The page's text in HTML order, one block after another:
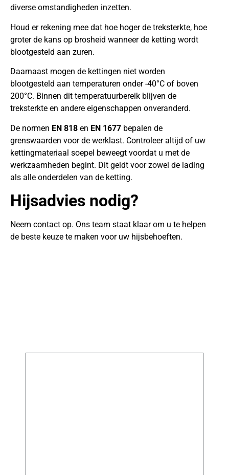
diverse omstandigheden inzetten.
Houd er rekening mee dat hoe hoger de treksterkte, hoe
groter de kans op brosheid wanneer de ketting wordt
blootgesteld aan zuren.
Daarnaast mogen de kettingen niet worden
blootgesteld aan temperaturen onder -40°C of boven
200°C. Binnen dit temperatuurbereik blijven de
treksterkte en andere eigenschappen onveranderd.
De normen EN 818 en EN 1677 bepalen de
grenswaarden voor de werklast. Controleer altijd of uw
kettingmateriaal soepel beweegt voordat u met de
werkzaamheden begint. Dit geldt voor zowel de lading
als alle onderdelen van de ketting.
Hijsadvies nodig?
Neem contact op. Ons team staat klaar om u te helpen
de beste keuze te maken voor uw hijsbehoeften.